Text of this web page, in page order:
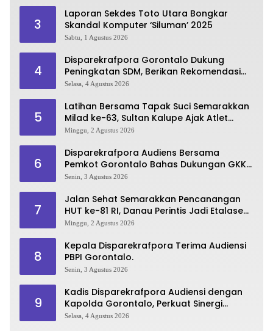
3
Laporan Sekdes Toto Utara Bongkar
Skandal Komputer ‘Siluman’ 2025
Sabtu, 1 Agustus 2026
4
Disparekrafpora Gorontalo Dukung
Peningkatan SDM, Berikan Rekomendasi
Studi S3 bagi Pegawai
Selasa, 4 Agustus 2026
5
Latihan Bersama Tapak Suci Semarakkan
Milad ke-63, Sultan Kalupe Ajak Atlet
Lestarikan Budaya Bela Diri
Minggu, 2 Agustus 2026
6
Disparekrafpora Audiens Bersama
Pemkot Gorontalo Bahas Dukungan GKK
2026
Senin, 3 Agustus 2026
7
Jalan Sehat Semarakkan Pencanangan
HUT ke-81 RI, Danau Perintis Jadi Etalase
Wisata Gorontalo
Minggu, 2 Agustus 2026
8
Kepala Disparekrafpora Terima Audiensi
PBPI Gorontalo.
Senin, 3 Agustus 2026
9
Kadis Disparekrafpora Audiensi dengan
Kapolda Gorontalo, Perkuat Sinergi
Sukseskan Gorontalo Karnaval Karawo
Selasa, 4 Agustus 2026